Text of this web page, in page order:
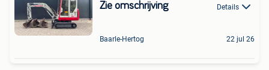
Zie omschrijving Details
Baarle-Hertog 22 jul 26